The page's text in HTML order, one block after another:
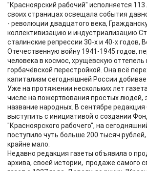
"Красноярский рабочий" исполняется 113
своих страницах освещала события
- революции двадцатого века,
коллективизацию и индустриализацию
сталинские репрессии 30-х и 40-х годов,
Отечественную войну 1941-1945 годов,
человека в космос, хрущёвскую оттепель
горбачёвской перестройкой. Она всё
капитализм сегодняшней России
Уже на протяжении нескольких лет
числе на пожертвования простых людей,
название народных. В сентябре
выступить с инициативой о создании
"Красноярского рабочего", на
поступило чуть больше 200 тысяч
крайне мало.
Недавно редакция газеты объявила о
архива, своей истории, продаже самого